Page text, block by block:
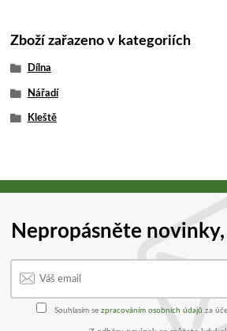
Zboží zařazeno v kategoriích
Dílna
Nářadí
Kleště
Nepropásněte novinky,
Souhlasím se zpracováním osobních údajů za